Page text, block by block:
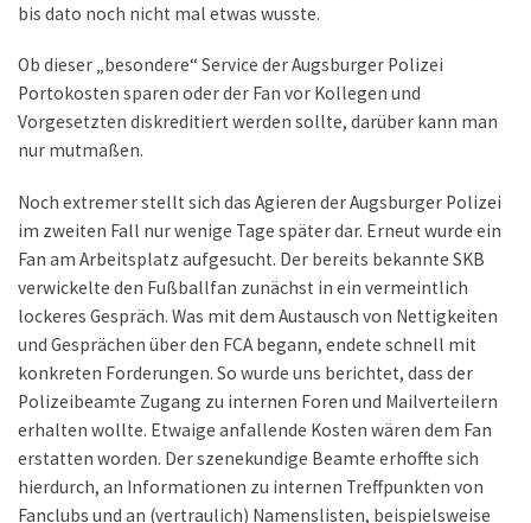
bis dato noch nicht mal etwas wusste.
Ob dieser „besondere“ Service der Augsburger Polizei
Portokosten sparen oder der Fan vor Kollegen und
Vorgesetzten diskreditiert werden sollte, darüber kann man
nur mutmaßen.
Noch extremer stellt sich das Agieren der Augsburger Polizei
im zweiten Fall nur wenige Tage später dar. Erneut wurde ein
Fan am Arbeitsplatz aufgesucht. Der bereits bekannte SKB
verwickelte den Fußballfan zunächst in ein vermeintlich
lockeres Gespräch. Was mit dem Austausch von Nettigkeiten
und Gesprächen über den FCA begann, endete schnell mit
konkreten Forderungen. So wurde uns berichtet, dass der
Polizeibeamte Zugang zu internen Foren und Mailverteilern
erhalten wollte. Etwaige anfallende Kosten wären dem Fan
erstatten worden. Der szenekundige Beamte erhoffte sich
hierdurch, an Informationen zu internen Treffpunkten von
Fanclubs und an (vertraulich) Namenslisten, beispielsweise